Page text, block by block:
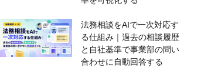
法務相談をAIで一次対応す
る仕組み｜過去の相談履歴
と自社基準で事業部の問い
合わせに自動回答する